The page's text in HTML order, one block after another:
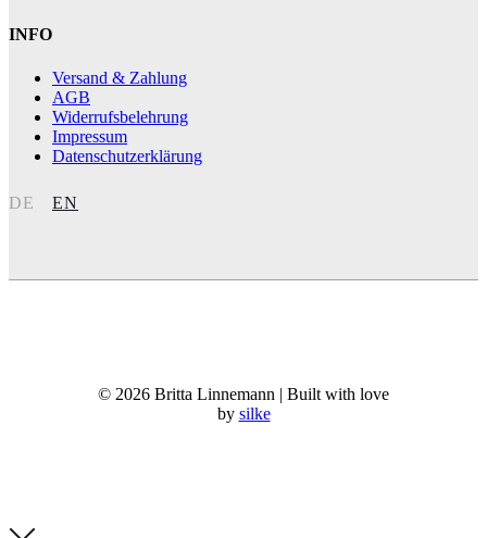
INFO
Versand & Zahlung
AGB
Widerrufsbelehrung
Impressum
Datenschutzerklärung
DE EN
© 2026 Britta Linnemann | Built with love
by silke